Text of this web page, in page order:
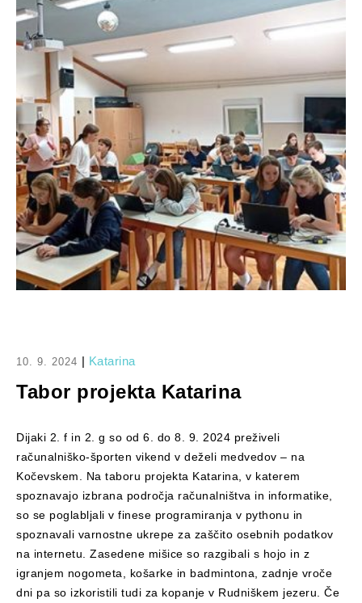
10. 9. 2024 | Katarina
Tabor projekta Katarina
Dijaki 2. f in 2. g so od 6. do 8. 9. 2024 preživeli
računalniško-športen vikend v deželi medvedov – na
Kočevskem. Na taboru projekta Katarina, v katerem
spoznavajo izbrana področja računalništva in informatike,
so se poglabljali v finese programiranja v pythonu in
spoznavali varnostne ukrepe za zaščito osebnih podatkov
na internetu. Zasedene mišice so razgibali s hojo in z
igranjem nogometa, košarke in badmintona, zadnje vroče
dni pa so izkoristili tudi za kopanje v Rudniškem jezeru. Če